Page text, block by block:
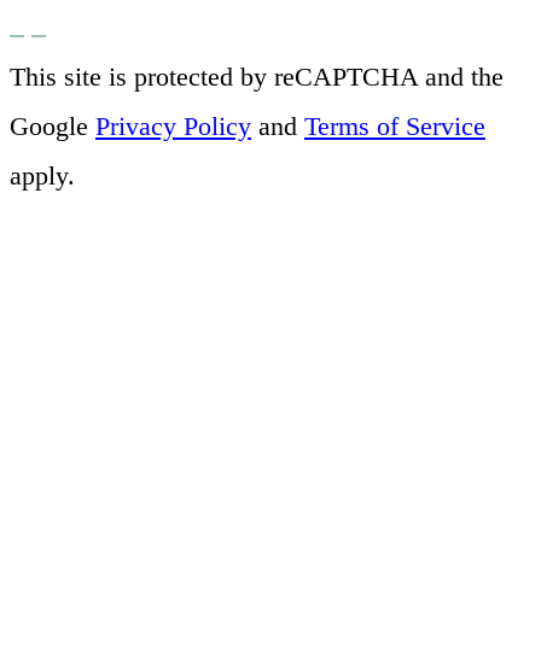
This site is protected by reCAPTCHA and the
Google Privacy Policy and Terms of Service
apply.